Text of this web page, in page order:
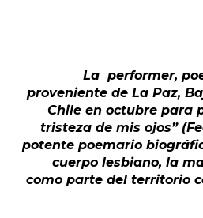
La performer,
proveniente de La Paz,
Chile en octubre para
tristeza de mis ojos”
potente poemario
cuerpo lesbiano, la
como parte del territorio